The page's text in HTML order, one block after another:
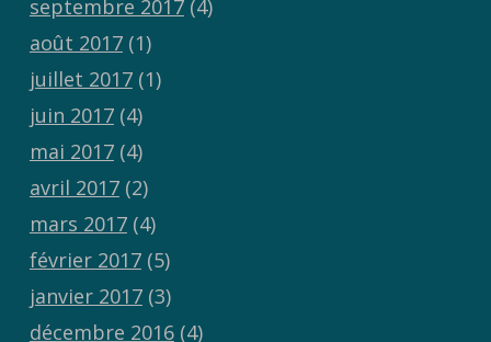
septembre 2017(4)
août 2017(1)
juillet 2017(1)
juin 2017(4)
mai 2017(4)
avril 2017(2)
mars 2017(4)
février 2017(5)
janvier 2017(3)
décembre 2016(4)